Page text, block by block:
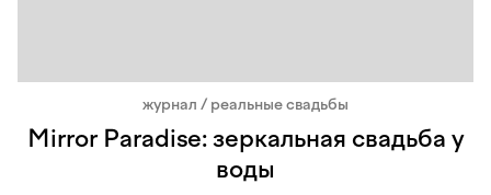
журнал / реальные свадьбы
Mirror Paradise: зеркальная свадьба у
воды